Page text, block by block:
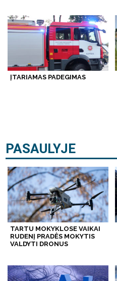
ĮTARIAMAS PADEGIMAS
PASAULYJE
TARTU MOKYKLOSE VAIKAI
RUDENĮ PRADĖS MOKYTIS
VALDYTI DRONUS